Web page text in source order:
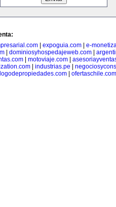
expoguia.com e-
| dominiosyhospedajeweb.com|
motoviaje.com
| industrias.pe
ofertaschile.com